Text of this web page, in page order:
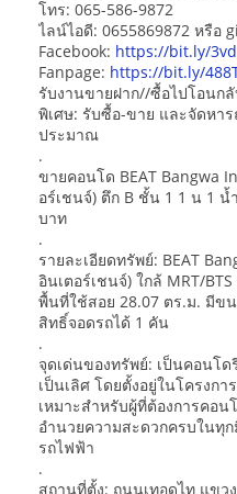
โทร: 065-586-9872
ไลน์ไอดี: 0655869872 หรือ
Facebook: https://bit.ly/
Fanpage: https://bit.ly/
รับงานขายฝาก//ซื้อไปโอนก
พิเศษ: รับซื้อ-ขาย และจัดหา
ประมาณ
.
ขายคอนโด BEAT Bangwa
อร์เชนจ์) ตึก B ชั้น 1 1 น 1 น้
บาท
.
รายละเอียดทรัพย์: BEAT
อินเตอร์เชนจ์) ใกล้ MRT/
พื้นที่ใช้สอย 28.07 ตร.ม. มีข
สิทธิ์จอดรถได้ 1 คัน
.
จุดเด่นของทรัพย์: เป็นคอนโ
เป็นเลิศ โดยตั้งอยู่ในโครงก
เหมาะสำหรับผู้ที่ต้องการคอ
อำนวยความสะดวกครบในทุ
รถไฟฟ้า
.
สถานที่ตั้ง: ถนนเทอดไท แขว